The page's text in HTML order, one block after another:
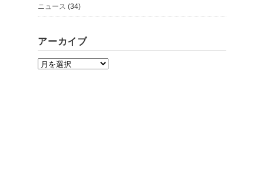
ニュース (34)
アーカイブ
ア